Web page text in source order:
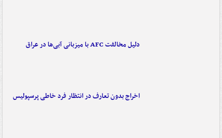
دلیل مخالفت AFC با میزبانی آبی‌ها در عراق
اخراج بدون تعارف در انتظار فرد خاطی پرسپولیس